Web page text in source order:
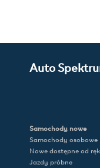
Auto
Samochody nowe
Samochody osobowe
Nowe dostępne od
Jazdy próbne